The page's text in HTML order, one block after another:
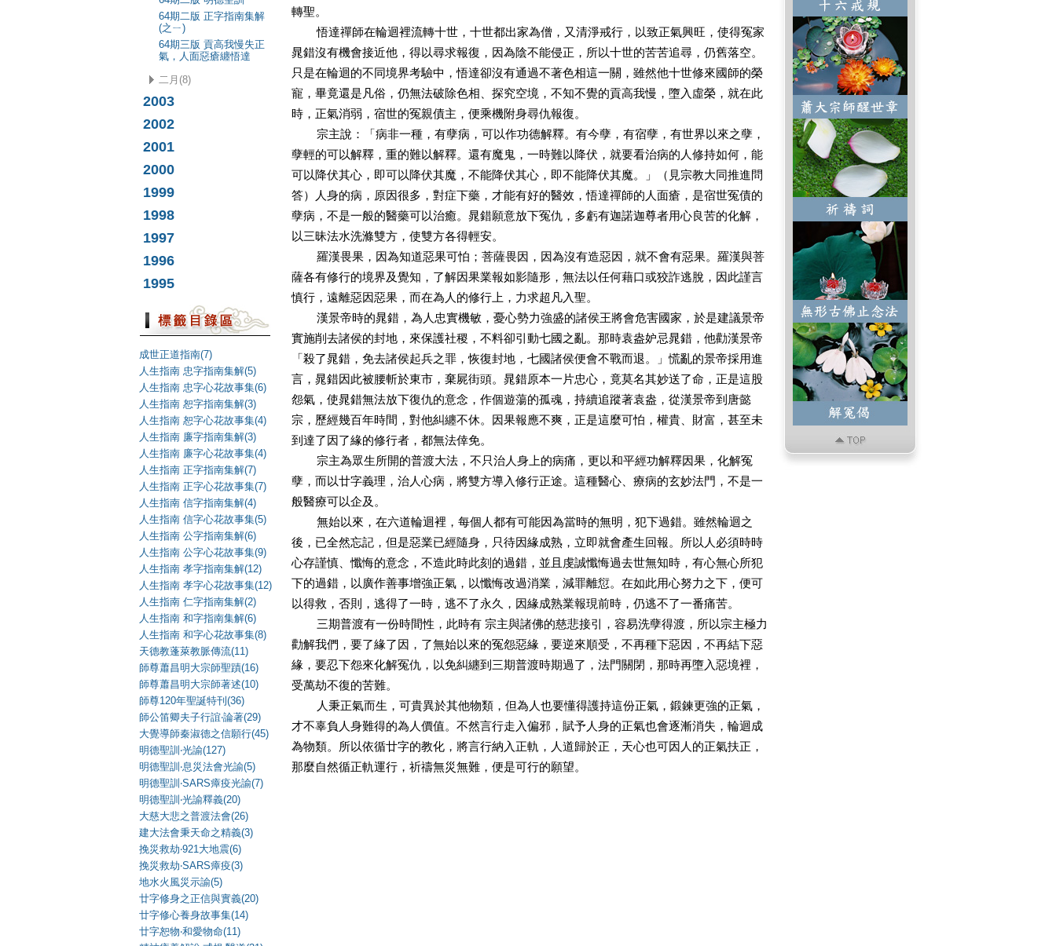
64期二版 正字指南集解
(之ㄧ)
64期三版 貢高我慢失正
氣，人面惡瘡纏悟達
二月(8)
2003
2002
2001
2000
1999
1998
1997
1996
1995
成世正道指南(7)
人生指南 忠字指南集解(5)
人生指南 忠字心花故事集(6)
人生指南 恕字指南集解(3)
人生指南 恕字心花故事集(4)
人生指南 廉字指南集解(3)
人生指南 廉字心花故事集(4)
人生指南 正字指南集解(7)
人生指南 正字心花故事集(7)
人生指南 信字指南集解(4)
人生指南 信字心花故事集(5)
人生指南 公字指南集解(6)
人生指南 公字心花故事集(9)
人生指南 孝字指南集解(12)
人生指南 孝字心花故事集(12)
人生指南 仁字指南集解(2)
人生指南 和字指南集解(6)
人生指南 和字心花故事集(8)
天德教蓬萊教脈傳流(11)
師尊蕭昌明大宗師聖蹟(16)
師尊蕭昌明大宗師著述(10)
師尊120年聖誕特刊(36)
師公笛卿夫子行誼‧論著(29)
大覺導師秦淑德之信願行(45)
明德聖訓‧光諭(127)
明德聖訓‧息災法會光諭(5)
明德聖訓‧SARS瘴疫光諭(7)
明德聖訓‧光諭釋義(20)
大慈大悲之普渡法會(26)
建大法會秉天命之精義(3)
挽災救劫‧921大地震(6)
挽災救劫‧SARS瘴疫(3)
地水火風災示諭(5)
廿字修身之正信與實義(20)
廿字修心養身故事集(14)
廿字恕物‧和愛物命(11)
轉聖。
悟達禪師在輪迴裡流轉十世，十世都出家為僧，又清淨戒行，以致正氣興旺，使得冤家
晁錯沒有機會接近他，得以尋求報復，因為陰不能侵正，所以十世的苦苦追尋，仍舊落空。
只是在輪迴的不同境界考驗中，悟達卻沒有通過不著色相這一關，雖然他十世修來國師的榮
寵，畢竟還是凡俗，仍無法破除色相、探究空境，不知不覺的貢高我慢，墮入虛榮，就在此
時，正氣消弱，宿世的冤親債主，便乘機附身尋仇報復。
宗主說：「病非一種，有孽病，可以作功德解釋。有今孽，有宿孽，有世界以來之孽，
孽輕的可以解釋，重的難以解釋。還有魔鬼，一時難以降伏，就要看治病的人修持如何，能
可以降伏其心，即可以降伏其魔，不能降伏其心，即不能降伏其魔。」（見宗教大同推進問
答）人身的病，原因很多，對症下藥，才能有好的醫效，悟達禪師的人面瘡，是宿世冤債的
孽病，不是一般的醫藥可以治癒。晁錯願意放下冤仇，多虧有迦諾迦尊者用心良苦的化解，
以三昧法水洗滌雙方，使雙方各得輕安。
羅漢畏果，因為知道惡果可怕；菩薩畏因，因為沒有造惡因，就不會有惡果。羅漢與菩
薩各有修行的境界及覺知，了解因果業報如影隨形，無法以任何藉口或狡詐逃脫，因此謹言
慎行，遠離惡因惡果，而在為人的修行上，力求超凡入聖。
漢景帝時的晁錯，為人忠實機敏，憂心勢力強盛的諸侯王將會危害國家，於是建議景帝
實施削去諸侯的封地，來保護社稷，不料卻引動七國之亂。那時袁盎妒忌晁錯，他勸漢景帝
「殺了晁錯，免去諸侯起兵之罪，恢復封地，七國諸侯便會不戰而退。」慌亂的景帝採用進
言，晁錯因此被腰斬於東市，棄屍街頭。晁錯原本一片忠心，竟莫名其妙送了命，正是這股
怨氣，使晁錯無法放下復仇的意念，作個遊蕩的孤魂，持續追蹤著袁盎，從漢景帝到唐懿
宗，歷經幾百年時間，對他糾纏不休。因果報應不爽，正是這麼可怕，權貴、財富，甚至未
到達了因了緣的修行者，都無法倖免。
宗主為眾生所開的普渡大法，不只治人身上的病痛，更以和平經功解釋因果，化解冤
孽，而以廿字義理，治人心病，將雙方導入修行正途。這種醫心、療病的玄妙法門，不是一
般醫療可以企及。
無始以來，在六道輪迴裡，每個人都有可能因為當時的無明，犯下過錯。雖然輪迴之
後，已全然忘記，但是惡業已經隨身，只待因緣成熟，立即就會產生回報。所以人必須時時
心存謹慎、懺悔的意念，不造此時此刻的過錯，並且虔誠懺悔過去世無知時，有心無心所犯
下的過錯，以廣作善事增強正氣，以懺悔改過消業，減罪離愆。在如此用心努力之下，便可
以得救，否則，逃得了一時，逃不了永久，因緣成熟業報現前時，仍逃不了一番痛苦。
三期普渡有一份時間性，此時有 宗主與諸佛的慈悲接引，容易洗孽得渡，所以宗主極力
勸解我們，要了緣了因，了無始以來的冤怨惡緣，要逆來順受，不再種下惡因，不再結下惡
緣，要忍下怨來化解冤仇，以免糾纏到三期普渡時期過了，法門關閉，那時再墮入惡境裡，
受萬劫不復的苦難。
人秉正氣而生，可貴異於其他物類，但為人也要懂得護持這份正氣，鍛鍊更強的正氣，
才不辜負人身難得的為人價值。不然言行走入偏邪，賦予人身的正氣也會逐漸消失，輪迴成
為物類。所以依循廿字的教化，將言行納入正軌，人道歸於正，天心也可因人的正氣扶正，
那麼自然循正軌運行，祈禱無災無難，便是可行的願望。